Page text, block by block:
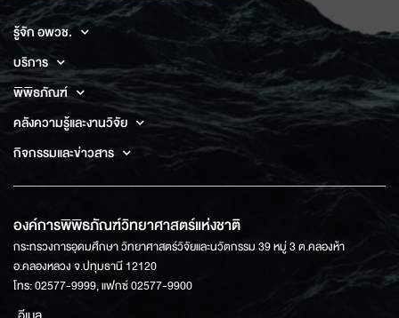
รู้จัก อพวช.
บริการ
พิพิธภัณฑ์
คลังความรู้และงานวิจัย
กิจกรรมและข่าวสาร
องค์การพิพิธภัณฑ์วิทยาศาสตร์แห่งชาติ
กระทรวงการอุดมศึกษา วิทยาศาสตร์วิจัยและนวัตกรรม 39 หมู่ 3 ต.คลองห้า
อ.คลองหลวง จ.ปทุมธานี 12120
โทร: 02577-9999, แฟกซ์ 02577-9900